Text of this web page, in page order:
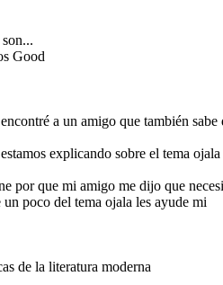
Good
a un amigo que también sabe
explicando sobre el tema
por que mi amigo me dijo que
un poco del tema ojala les ayude mi
de la literatura moderna